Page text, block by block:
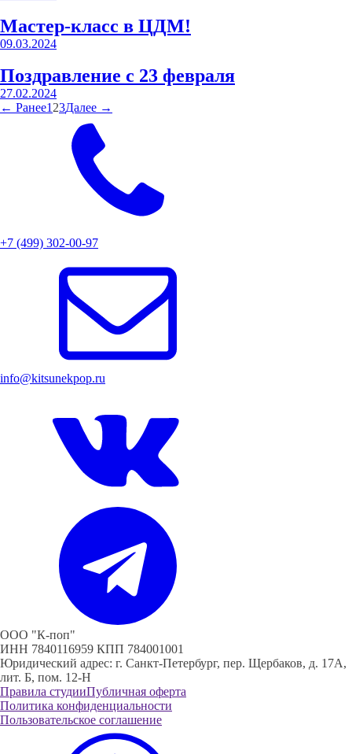
Мастер-класс в ЦДМ!
09.03.2024
Поздравление с 23 февраля
27.02.2024
← Ранее1 23Далее →
+7 (499) 302-00-97
info@kitsunekpop.ru
ООО "К-поп"
ИНН 7840116959 КПП 784001001
Юридический адрес: г. Санкт-Петербург, пер. Щербаков, д. 17А,
лит. Б, пом. 12-Н
Правила студииПубличная оферта
Политика конфиденциальности
Пользовательское соглашение